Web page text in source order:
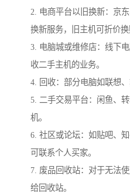
2. 电商平台以旧换新：京
换新服务，旧主机可折价换
3. 电脑城或维修店：线下
收二手主机的业务。
4. 回收：部分电脑如联想
5. 二手交易平台：闲鱼、
机。
6. 社区或论坛：如贴吧、
可联系个人买家。
7. 废品回收站：对于无法
给回收站。